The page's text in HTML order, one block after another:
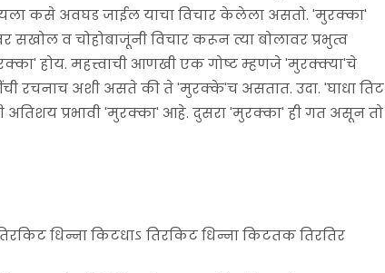
कसे अवघड जाईल याचा विचार केलेला असतो. 'मुरक्का'
सखोल व चोहोबाजूंनी विचार करून त्या बोलावर प्रभुत्व
होय. महत्त्वाची आणखी एक गोष्ट म्हणजे 'मुरक्क्या'चे
रचनाच अशी असते की ते 'मुरक्के'च असतात. उदा. 'घाधा तिट
अतिशय प्रभावी 'मुरक्का' आहे. दुसरा 'मुरक्का' ही गत असून तो
धिन्ना किटधाऽ तिरकिट धिन्ना किटतक तिरतिर